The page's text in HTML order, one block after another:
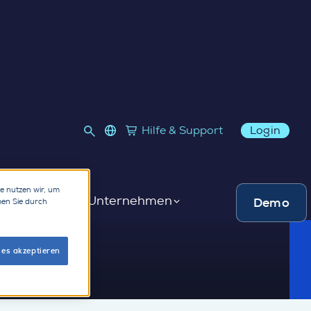
language select
Link to SupplyOn Store
Hilfe & Support Login
Unternehmen Demo
nutzen wir, um
Sie durch
akzeptieren